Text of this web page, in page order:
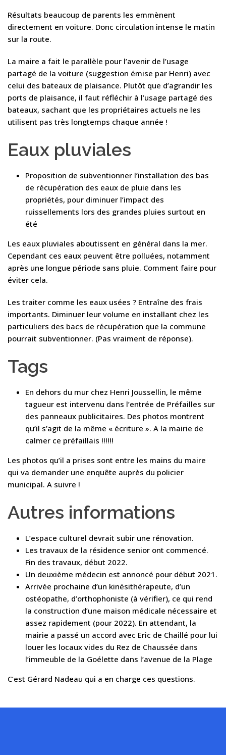
Résultats beaucoup de parents les emmènent
directement en voiture. Donc circulation intense le matin
sur la route.
La maire a fait le parallèle pour l’avenir de l’usage
partagé de la voiture (suggestion émise par Henri) avec
celui des bateaux de plaisance. Plutôt que d’agrandir les
ports de plaisance, il faut réfléchir à l’usage partagé des
bateaux, sachant que les propriétaires actuels ne les
utilisent pas très longtemps chaque année !
Eaux pluviales
Proposition de subventionner l’installation des bas
de récupération des eaux de pluie dans les
propriétés, pour diminuer l’impact des
ruissellements lors des grandes pluies surtout en
été
Les eaux pluviales aboutissent en général dans la mer.
Cependant ces eaux peuvent être polluées, notamment
après une longue période sans pluie. Comment faire pour
éviter cela.
Les traiter comme les eaux usées ? Entraîne des frais
importants. Diminuer leur volume en installant chez les
particuliers des bacs de récupération que la commune
pourrait subventionner. (Pas vraiment de réponse).
Tags
En dehors du mur chez Henri Joussellin, le même
tagueur est intervenu dans l’entrée de Préfailles sur
des panneaux publicitaires. Des photos montrent
qu’il s’agit de la même « écriture ». A la mairie de
calmer ce préfaillais !!!!!!
Les photos qu’il a prises sont entre les mains du maire
qui va demander une enquête auprès du policier
municipal. A suivre !
Autres informations
L’espace culturel devrait subir une rénovation.
Les travaux de la résidence senior ont commencé.
Fin des travaux, début 2022.
Un deuxième médecin est annoncé pour début 2021.
Arrivée prochaine d’un kinésithérapeute, d’un
ostéopathe, d’orthophoniste (à vérifier), ce qui rend
la construction d’une maison médicale nécessaire et
assez rapidement (pour 2022). En attendant, la
mairie a passé un accord avec Eric de Chaillé pour lui
louer les locaux vides du Rez de Chaussée dans
l’immeuble de la Goélette dans l’avenue de la Plage
C’est Gérard Nadeau qui a en charge ces questions.